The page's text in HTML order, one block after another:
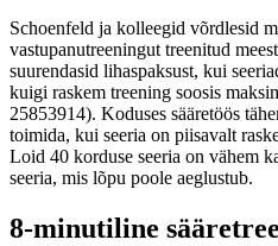
Schoenfeld ja kolleegid võrdlesid
vastupanutreeningut treenitud
suurendasid lihaspaksust, kui
kuigi raskem treening soosis
25853914). Koduses sääretöös
toimida, kui seeria on piisavalt
Loid 40 korduse seeria on vähem
seeria, mis lõpu poole aeglustub.
8-minutiline